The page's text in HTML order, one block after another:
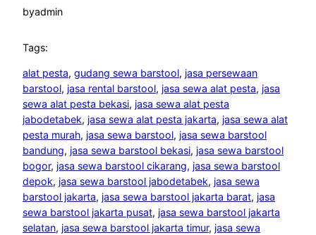
byadmin
Tags:
alat pesta, gudang sewa barstool, jasa persewaan
barstool, jasa rental barstool, jasa sewa alat pesta, jasa
sewa alat pesta bekasi, jasa sewa alat pesta
jabodetabek, jasa sewa alat pesta jakarta, jasa sewa alat
pesta murah, jasa sewa barstool, jasa sewa barstool
bandung, jasa sewa barstool bekasi, jasa sewa barstool
bogor, jasa sewa barstool cikarang, jasa sewa barstool
depok, jasa sewa barstool jabodetabek, jasa sewa
barstool jakarta, jasa sewa barstool jakarta barat, jasa
sewa barstool jakarta pusat, jasa sewa barstool jakarta
selatan, jasa sewa barstool jakarta timur, jasa sewa